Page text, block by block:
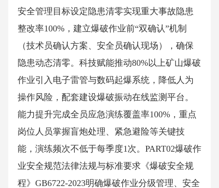
安全管理目标设定隐患清零实现重大事故隐患
整改率100%，建立爆破作业前“双确认”机制
（技术员确认方案、安全员确认现场），确保
隐患动态清零。科技赋能推动80%以上矿山爆破
作业引入电子雷管与数码起爆系统，降低人为
操作风险，配套建设爆破振动在线监测平台。
能力提升完成全员应急演练覆盖率100%，重点
岗位人员掌握盲炮处理、紧急避险等关键技
能，演练频次不低于每季度1次。PART02爆破作
业安全规范法律法规与标准要求《爆破安全规
程》GB6722-2023明确爆破作业分级管理、安全